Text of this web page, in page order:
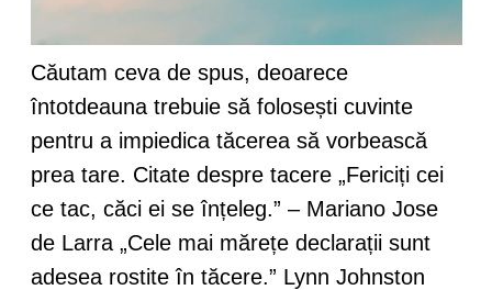
Căutam ceva de spus, deoarece
întotdeauna trebuie să folosești cuvinte
pentru a impiedica tăcerea să vorbească
prea tare. Citate despre tacere „Fericiți cei
ce tac, căci ei se înțeleg.” – Mariano Jose
de Larra „Cele mai mărețe declarații sunt
adesea rostite în tăcere.” Lynn Johnston